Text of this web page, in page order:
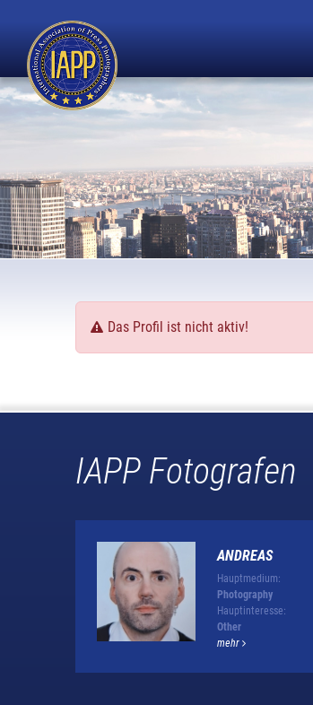
Das Profil ist nicht aktiv!
IAPP Fotografen
ANDREAS
Hauptmedium:
Photography
Hauptinteresse:
Other
mehr